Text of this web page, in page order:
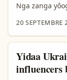
Nga zanga
sponsor. Zaka
bâ yongo
la résonne
yâa, noogo
20 SEPTEMBRE
Yidaa
influencers